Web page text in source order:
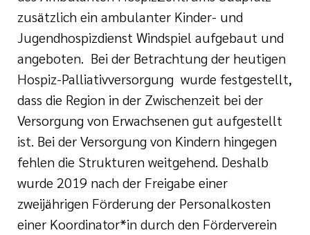
zusätzlich ein ambulanter Kinder- und
Jugendhospizdienst Windspiel aufgebaut und
angeboten. Bei der Betrachtung der heutigen
Hospiz-Palliativversorgung wurde festgestellt,
dass die Region in der Zwischenzeit bei der
Versorgung von Erwachsenen gut aufgestellt
ist. Bei der Versorgung von Kindern hingegen
fehlen die Strukturen weitgehend. Deshalb
wurde 2019 nach der Freigabe einer
zweijährigen Förderung der Personalkosten
einer Koordinator*in durch den Förderverein